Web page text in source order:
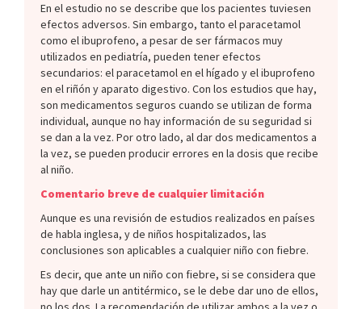
En el estudio no se describe que los pacientes tuviesen
efectos adversos. Sin embargo, tanto el paracetamol
como el ibuprofeno, a pesar de ser fármacos muy
utilizados en pediatría, pueden tener efectos
secundarios: el paracetamol en el hígado y el ibuprofeno
en el riñón y aparato digestivo. Con los estudios que hay,
son medicamentos seguros cuando se utilizan de forma
individual, aunque no hay información de su seguridad si
se dan a la vez. Por otro lado, al dar dos medicamentos a
la vez, se pueden producir errores en la dosis que recibe
al niño.
Comentario breve de cualquier limitación
Aunque es una revisión de estudios realizados en países
de habla inglesa, y de niños hospitalizados, las
conclusiones son aplicables a cualquier niño con fiebre.
Es decir, que ante un niño con fiebre, si se considera que
hay que darle un antitérmico, se le debe dar uno de ellos,